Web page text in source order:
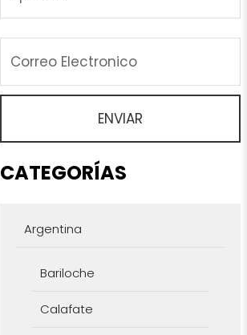
CATEGORÍAS
Argentina
Bariloche
Calafate